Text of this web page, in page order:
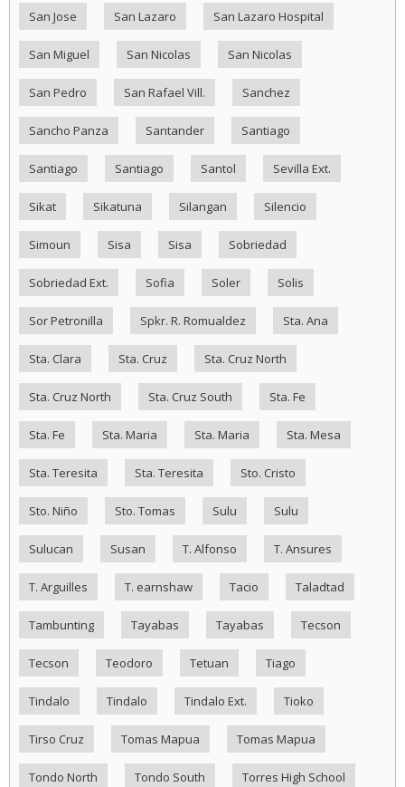
San Jose San Lazaro San Lazaro Hospital
San Miguel San Nicolas San Nicolas
San Pedro San Rafael Vill. Sanchez
Sancho Panza Santander Santiago
Santiago Santiago Santol Sevilla Ext.
Sikat Sikatuna Silangan Silencio
Simoun Sisa Sisa Sobriedad
Sobriedad Ext. Sofia Soler Solis
Sor Petronilla Spkr. R. Romualdez Sta. Ana
Sta. Clara Sta. Cruz Sta. Cruz North
Sta. Cruz North Sta. Cruz South Sta. Fe
Sta. Fe Sta. Maria Sta. Maria Sta. Mesa
Sta. Teresita Sta. Teresita Sto. Cristo
Sto. Niño Sto. Tomas Sulu Sulu
Sulucan Susan T. Alfonso T. Ansures
T. Arguilles T. earnshaw Tacio Taladtad
Tambunting Tayabas Tayabas Tecson
Tecson Teodoro Tetuan Tiago
Tindalo Tindalo Tindalo Ext. Tioko
Tirso Cruz Tomas Mapua Tomas Mapua
Tondo North Tondo South Torres High School